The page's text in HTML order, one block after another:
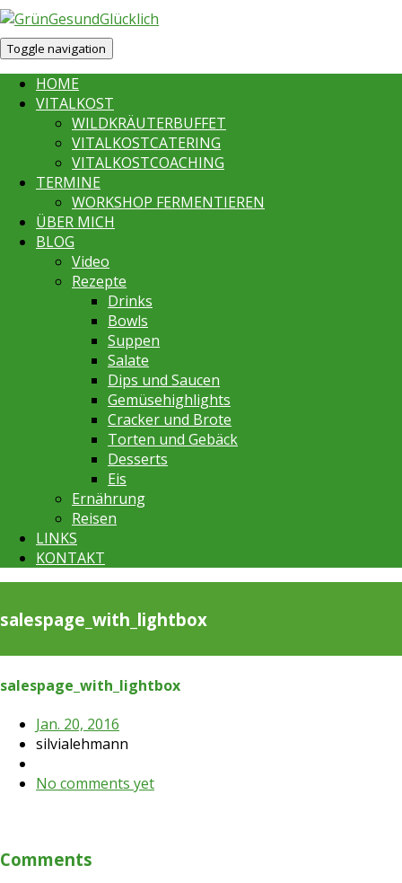
Toggle navigation
HOME
VITALKOST
WILDKRÄUTERBUFFET
VITALKOSTCATERING
VITALKOSTCOACHING
TERMINE
WORKSHOP FERMENTIEREN
ÜBER MICH
BLOG
Video
Rezepte
Drinks
Bowls
Suppen
Salate
Dips und Saucen
Gemüsehighlights
Cracker und Brote
Torten und Gebäck
Desserts
Eis
Ernährung
Reisen
LINKS
KONTAKT
salespage_with_lightbox
salespage_with_lightbox
Jan. 20, 2016
silvialehmann
No comments yet
Comments